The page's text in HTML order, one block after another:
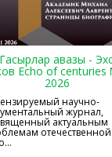
Гасырлар авазы -
Echo of
2026
научно-
журнал,
актуальным
отечественной